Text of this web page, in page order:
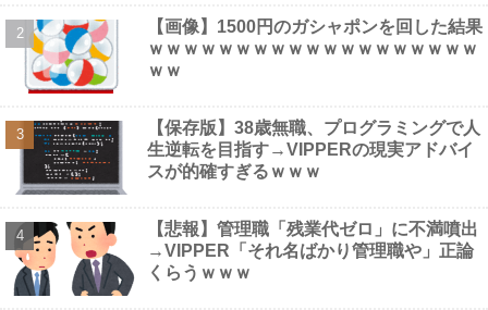
ないか」との批判が寄せられる他 NEW!
【速報】 NHKの性被害問題、性加害した番組出演者が衝撃告白！
NEW!
【動画】 アメリカのトー横、え●ちすぎるｗｗｗ
【画像】1500円のガシャポンを回した結果
ｗｗｗｗｗｗｗｗｗｗｗｗｗｗｗｗｗｗｗ
ｗｗ
【保存版】38歳無職、プログラミングで人
生逆転を目指す→VIPPERの現実アドバイ
スが的確すぎるｗｗｗ
【悲報】管理職「残業代ゼロ」に不満噴出
→VIPPER「それ名ばかり管理職や」正論
くらうｗｗｗ